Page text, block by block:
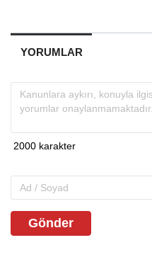
YORUMLAR
Gönder